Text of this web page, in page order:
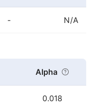
- N/A
Alpha
0.018